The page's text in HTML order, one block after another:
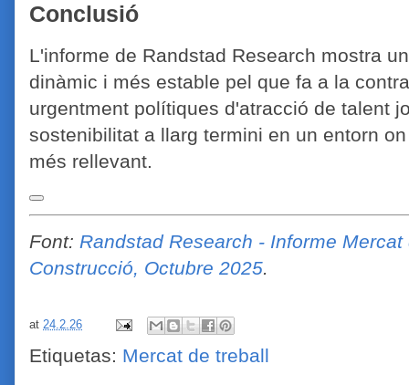
Conclusió
L'informe de Randstad Research mostra
dinàmic i més estable pel que fa a la
urgentment polítiques d'atracció de talent
sostenibilitat a llarg termini en un entorn
més rellevant.
Font: Randstad Research - Informe
Construcció, Octubre 2025.
at 24.2.26
Etiquetas: Mercat de treball